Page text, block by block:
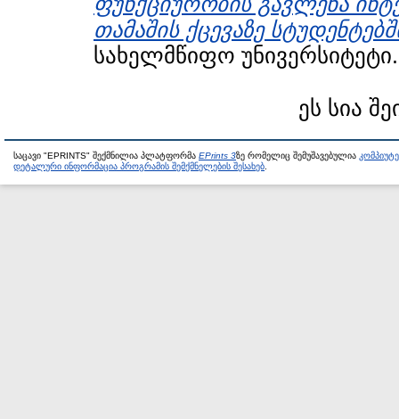
თამაშის ქცევაზე
სახელმწიფო უნივერსიტეტი.
ეს სია
საცავი "EPRINTS" შექმნილია პლატფორმა EPrints 3ზე რომელიც შემუშავებულია
დეტალური ინფორმაცია პროგრამის შემქმნელების შესახებ